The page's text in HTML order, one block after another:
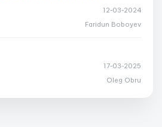
12-03-2024
Faridun Boboyev
17-03-2025
Oleg Obru